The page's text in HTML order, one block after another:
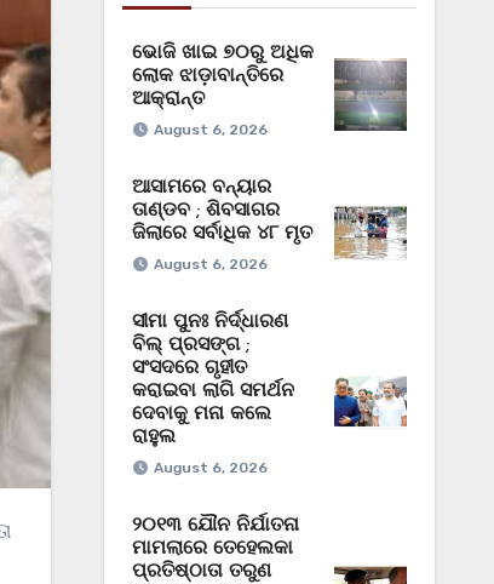
ଭୋଜି ଖାଇ ୭୦ରୁ ଅଧିକ
ଲୋକ ଝାଡ଼ାବାନ୍ତିରେ
ଆକ୍ରାନ୍ତ
August 6, 2026
ଆସାମରେ ବନ୍ୟାର
ତାଣ୍ଡବ ; ଶିବସାଗର
ଜିଲାରେ ସର୍ବାଧିକ ୪୮ ମୃତ
August 6, 2026
ସୀମା ପୁନଃ ନିର୍ଦ୍ଧାରଣ
ବିଲ୍‌ ପ୍ରସଙ୍ଗ ;
ସଂସଦରେ ଗୃହୀତ
କରାଇବା ଲାଗି ସମର୍ଥନ
ଦେବାକୁ ମନା କଲେ
ରାହୁଲ
August 6, 2026
୨୦୧୩ ଯୌନ ନିର୍ଯାତନା
ମାମଲାରେ ତେହେଲକା
ପ୍ରତିଷ୍ଠାତା ତରୁଣ